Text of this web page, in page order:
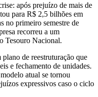
após prejuízo de mais de
para R$ 2,5 bilhões em
no primeiro semestre de
recorreu a um
Tesouro Nacional.
de reestruturação que
e fechamento de unidades.
atual se tornou
expressivos caso o ciclo